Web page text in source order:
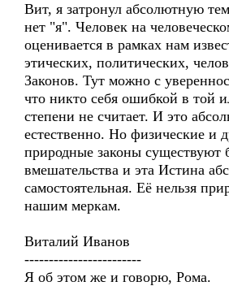
Вит, я затронул абсолютную
нет "я". Человек на
оценивается в рамках нам
этических, политических,
Законов. Тут можно с
что никто себя ошибкой в той
степени не считает. И это
естественно. Но физические и
природные законы существуют
вмешательства и эта Истина
самостоятельная. Её нельзя
нашим меркам.
Виталий Иванов
------------------------
Я об этом же и говорю, Рома.